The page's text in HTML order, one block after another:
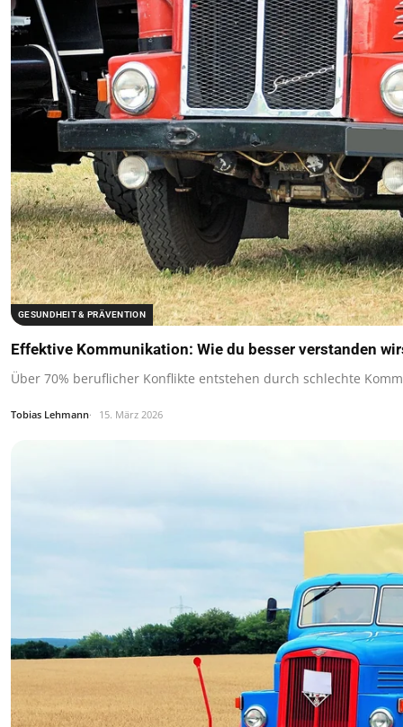
GESUNDHEIT & PRÄVENTION
Effektive Kommunikation: Wie du besser verstanden
Über 70% beruflicher Konflikte entstehen durch schlechte
Tobias Lehmann 15. März 2026